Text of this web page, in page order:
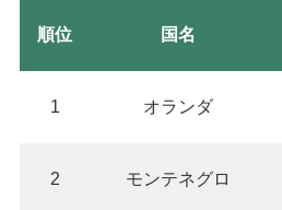
順位 国名
1 オランダ
2 モンテネグロ